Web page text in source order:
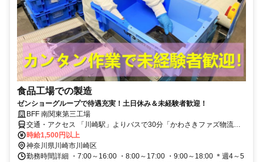
食品工場での製造
ゼンショーグループで待遇充実！土日休み＆未経験者歓迎！
BFF 南関東第三工場
交通・アクセス 「川崎駅」よりバスで30分「かわさきファズ物流セ
ンター前」下車 /「横浜駅」からの直通高速バスあり（30分）
時給1,500円以上
神奈川県川崎市川崎区
勤務時間詳細 ・7:00～16:00 ・8:00～17:00 ・9:00～18:00 ＊週4～5